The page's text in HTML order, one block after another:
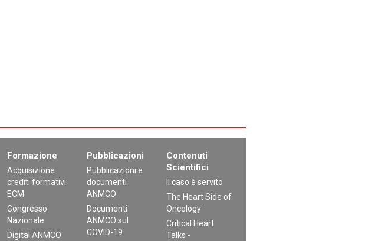
Formazione
Acquisizione
crediti formativi
ECM
Congresso
Nazionale
Digital ANMCO
Pubblicazioni
Pubblicazioni e
documenti
ANMCO
Documenti
ANMCO sul
COVID-19
Contenuti
Scientifici
Il caso è servito
The Heart Side of
Oncology
Critical Heart
Talks -